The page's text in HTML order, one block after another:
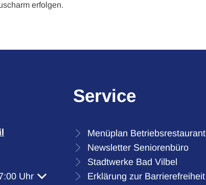
erfolgen.
Schließzeiten auszublenden
Uhr
Service
Menüplan Betriebsrestaurant
Newsletter Seniorenbüro
Stadtwerke Bad Vilbel
Erklärung zur Barrierefreiheit